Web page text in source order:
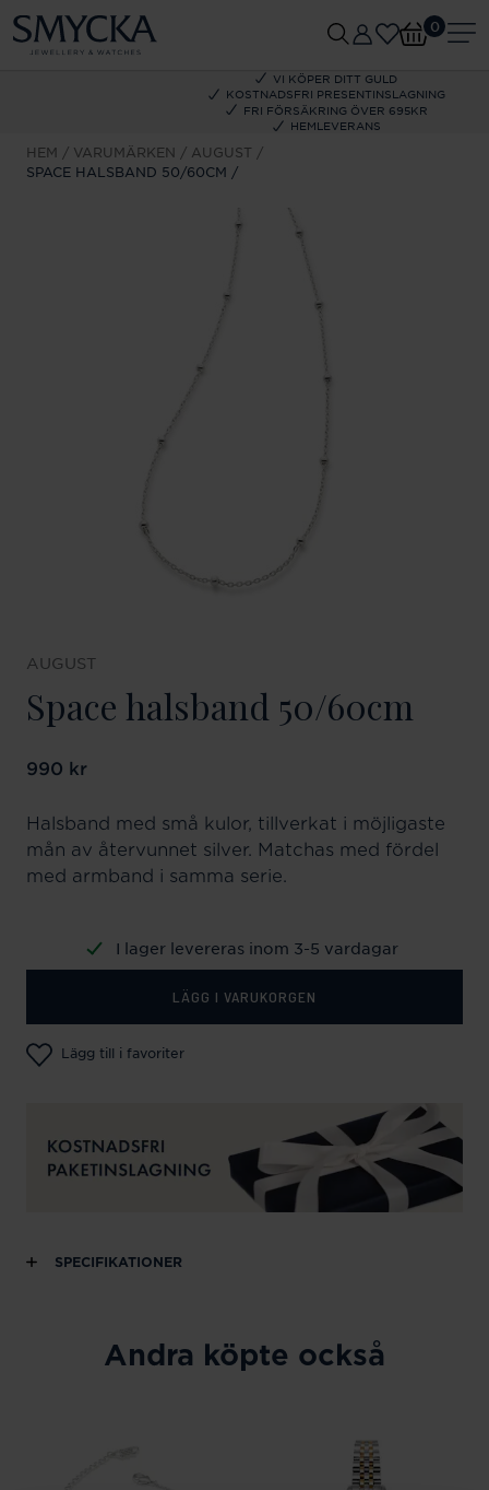
VI KÖPER DITT GULD
KOSTNADSFRI PRESENTINSLAGNING
FRI FÖRSÄKRING ÖVER 695KR
HEMLEVERANS
0
HEM VARUMÄRKEN
AUGUST
SPACE HALSBAND 50/60CM
AUGUST
Space halsband 50/60cm
Pris:990 kr
990 kr
Halsband med små kulor, tillverkat i möjligaste
mån av återvunnet silver. Matchas med fördel
med armband i samma serie.
I lager levereras inom 3-5 vardagar
LÄGG I VARUKORGEN
Lägg till i favoriter
SPECIFIKATIONER
Andra köpte också